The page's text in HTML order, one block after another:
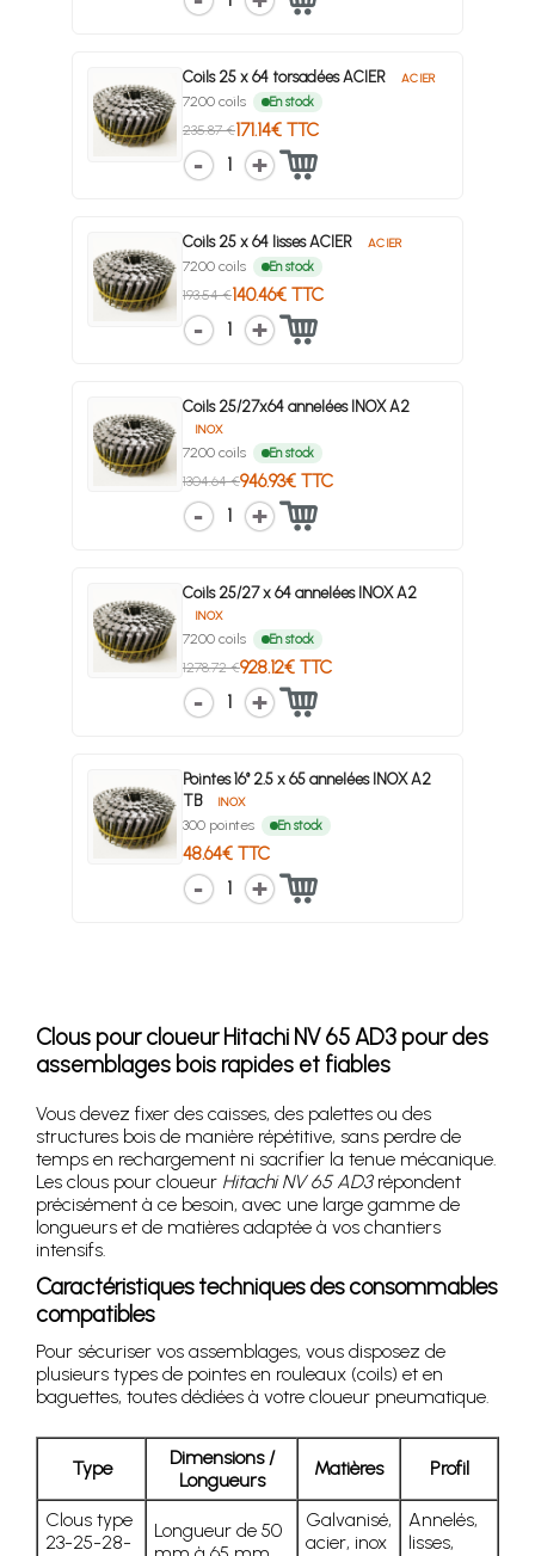
Coils 25 x 64 torsadées ACIER ACIER
7200 coils En stock
235.87 €171.14€ TTC
1
Coils 25 x 64 lisses ACIER ACIER
7200 coils En stock
193.54 €140.46€ TTC
1
Coils 25/27x64 annelées INOX A2
INOX
7200 coils En stock
1304.64 €946.93€ TTC
1
Coils 25/27 x 64 annelées INOX A2
INOX
7200 coils En stock
1278.72 €928.12€ TTC
1
Pointes 16° 2.5 x 65 annelées INOX A2
TB
INOX
300 pointes En stock
48.64€ TTC
1
Clous pour cloueur Hitachi NV 65 AD3 pour des
assemblages bois rapides et fiables
Vous devez fixer des caisses, des palettes ou des
structures bois de manière répétitive, sans perdre de
temps en rechargement ni sacrifier la tenue mécanique.
Les clous pour cloueur Hitachi NV 65 AD3répondent
précisément à ce besoin, avec une large gamme de
longueurs et de matières adaptée à vos chantiers
intensifs.
Caractéristiques techniques des consommables
compatibles
Pour sécuriser vos assemblages, vous disposez de
plusieurs types de pointes en rouleaux (coils) et en
baguettes, toutes dédiées à votre cloueur pneumatique.
Type
Dimensions /
Longueurs
Matières Profil
Clous type
23-25-28-
Longueur de 50
Galvanisé,
acier, inox
Annelés,
lisses,